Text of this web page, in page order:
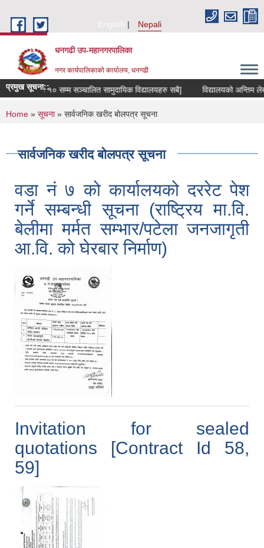
English
Nepali
धनगढी उप-महानगरपालिका
नगर कार्यपालिकाको कार्यालय, धनगढी
प्रमुख सूचना::
८ देखि १० सम्म सञ्चालित सामुदायिक विद्यालयहरु सबै] विद्यालयको अन्तिम
You are here
Home » सूचना» सार्वजनिक खरीद बोलपत्र सूचना
सार्वजनिक खरीद बोलपत्र सूचना
वडा नं ७ को कार्यालयको दररेट पेश
गर्ने सम्बन्धी सूचना (राष्ट्रिय मा.वि.
बेलीमा मर्मत सम्भार/पटेला जनजागृती
आ.वि. को घेरबार निर्माण)
Invitation for sealed
quotations [Contract Id 58,
59]